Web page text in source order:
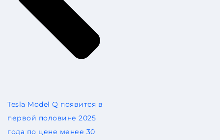
Tesla Model Q появится в
первой половине 2025
года по цене менее 30